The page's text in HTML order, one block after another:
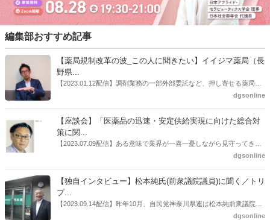
編集部おすすめ記事
【薬局規制改革の波_この人に聞きたい】イイジマ薬局（長
野県...
【2023.01.12配信】調剤業務の一部外部委託など、押し寄せる薬局業
界への規制改革の波。この規制改革の波を薬局業界はどう受け止めた
はないだろうか。本紙ではこうした問題について、厚労省「薬局薬剤
師の業務及び薬局の機能に関するワーキンググループ」に参考人とし
ても出席していたイイジマ薬局（長野県上田市）開設者である飯島裕
dgsonline
【座談会】「医薬品の迅速・安定供給実現に向けた総合対
策に関...
【2023.07.09配信】ある意味で業界が一喜一憂しながら見守ってきた
厚労省「医薬品の迅速・安定供給実現に向けた総合対策に関する有識
書がとりまとめられた。ドラビズon-lineでは検討会を総括する目的で
厚労省医政局医薬産業振興・医療情報企画課長（医薬産業振興・医療
情報企画課セルフケア・セルフメディケーション推進室長併任）安藤
公一氏や青山学院大学名誉教授の三村優美子氏、 日本保険薬局協会医
dgsonline
【独自インタビュー】松本純氏(前衆議院議員)に聞く／トリ
プ...
【2023.09.14配信】昨年10月、自民党神奈川県連は松本純前衆議院議
員を「自民党神奈川1区」（横浜市中区・磯子区・金沢区）の支部長
dgsonline